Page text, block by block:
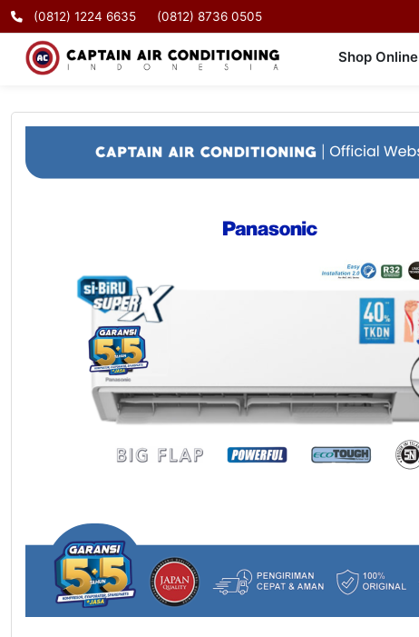
(0812) 1224 6635 (0812) 8736 0505
Shop Online